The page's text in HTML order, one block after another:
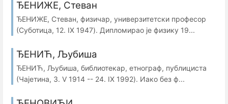
ЂЕНИЖЕ, Стеван
ЂЕНИЖЕ, Стеван, физичар, универзитетски професор
(Суботица, 12. IX 1947). Дипломирао је физику 19...
ЂЕНИЋ, Љубиша
ЂЕНИЋ, Љубиша, библиотекар, етнограф, публициста
(Чајетина, 3. V 1914 -- 24. IX 1992). Иако без ф...